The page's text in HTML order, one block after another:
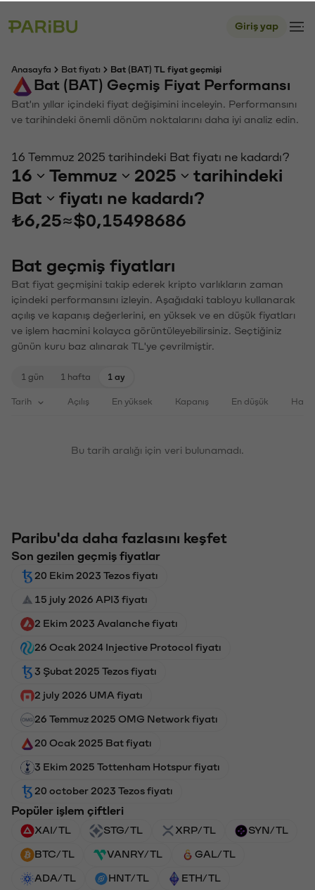
Giriş yap
Anasayfa Bat fiyatı Bat (BAT) TL fiyat geçmişi
Bat (BAT) Geçmiş Fiyat Performansı
Bat'ın yıllar içindeki fiyat değişimini inceleyin. Performansını
ve tarihindeki önemli dönüm noktalarını daha iyi analiz edin.
16 Temmuz 2025 tarihindeki Bat fiyatı ne kadardı?
16 Temmuz 2025
tarihindeki
Bat
fiyatı ne kadardı?
₺6,25≈$0,15498686
Bat geçmiş fiyatları
Bat fiyat geçmişini takip ederek kripto varlıkların zaman
içindeki performansını izleyin. Aşağıdaki tabloyu kullanarak
açılış ve kapanış değerlerini, en yüksek ve en düşük fiyatları
ve işlem hacmini kolayca görüntüleyebilirsiniz. Seçtiğiniz
günün kuru baz alınarak TL'ye çevrilmiştir.
1 gün 1 hafta 1 ay
Tarih Açılış En yüksek Kapanış En düşük
Bu tarih aralığı için veri bulunamadı.
Paribu'da daha fazlasını keşfet
Son gezilen geçmiş fiyatlar
20 Ekim 2023 Tezos fiyatı
15 july 2026 API3 fiyatı
2 Ekim 2023 Avalanche fiyatı
26 Ocak 2024 Injective Protocol fiyatı
3 Şubat 2025 Tezos fiyatı
2 july 2026 UMA fiyatı
26 Temmuz 2025 OMG Network fiyatı
20 Ocak 2025 Bat fiyatı
3 Ekim 2025 Tottenham Hotspur fiyatı
20 october 2023 Tezos fiyatı
Popüler işlem çiftleri
XAI/TL STG/TL XRP/TL SYN/TL
BTC/TL VANRY/TL GAL/TL
ADA/TL HNT/TL ETH/TL